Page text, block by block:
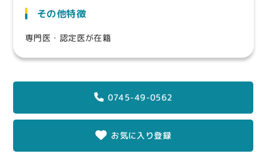
その他特徴
専門医・認定医が在籍
0745-49-0562
お気に入り登録